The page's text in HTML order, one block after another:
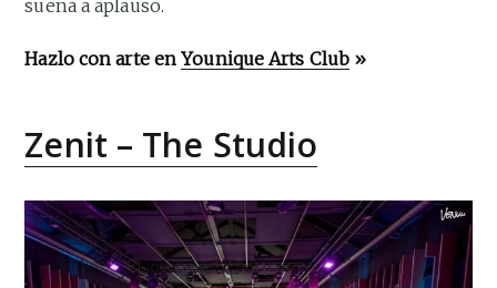
suena a aplauso.
Hazlo con arte enYounique Arts Club »
Zenit – The Studio